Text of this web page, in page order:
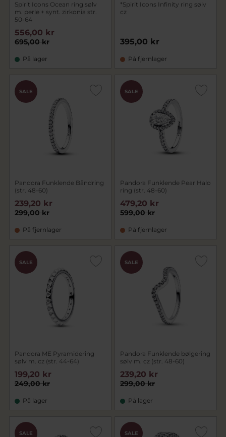
Spirit Icons Ocean ring sølv
m. perle + synt. zirkonia str.
50-64
695,00 kr
556,00 kr
På lager
*Spirit Icons Infinity ring sølv
cz
395,00 kr
På fjernlager
SALE
Pandora Funklende Båndring
(str. 48-60)
299,00 kr
239,20 kr
På fjernlager
SALE
Pandora Funklende Pear Halo
ring (str. 48-60)
599,00 kr
479,20 kr
På fjernlager
SALE
Pandora ME Pyramidering
sølv m. cz (str. 44-64)
249,00 kr
199,20 kr
På lager
SALE
Pandora Funklende bølgering
sølv m. cz (str. 48-60)
299,00 kr
239,20 kr
På lager
SALE SALE